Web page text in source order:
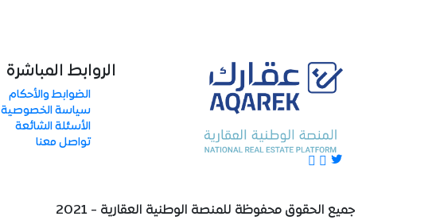
الروابط المباشرة
الضوابط والأحكام
سياسة الخصوصية
الأسئلة الشائعة
تواصل معنا
جميع الحقوق محفوظة للمنصة الوطنية العقارية - 2021